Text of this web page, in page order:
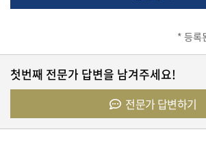
* 등록
첫번째 전문가 답변을 남겨주세요!
전문가 답변하기